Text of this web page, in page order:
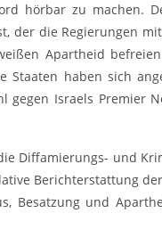
hörbar zu machen.
der die Regierungen
Apartheid
Staaten haben sich
Israels Premier
Diffamierungs- und
Berichterstattung
Besatzung und